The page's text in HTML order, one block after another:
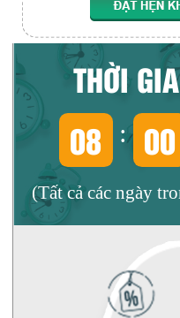
THỜI
08 : 00
(Tất cả các ngày